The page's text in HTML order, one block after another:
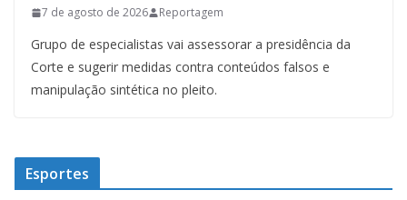
7 de agosto de 2026 Reportagem
Grupo de especialistas vai assessorar a presidência da
Corte e sugerir medidas contra conteúdos falsos e
manipulação sintética no pleito.
Esportes